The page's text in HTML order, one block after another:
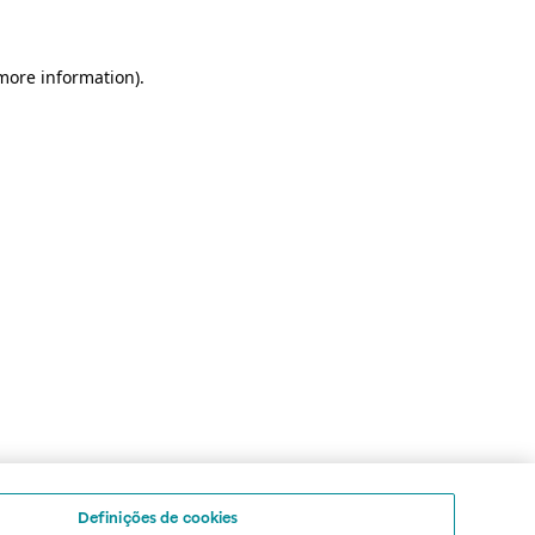
information).
Definições de cookies